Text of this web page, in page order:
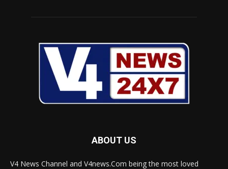
ABOUT US
V4 News Channel and V4news.Com being the most loved